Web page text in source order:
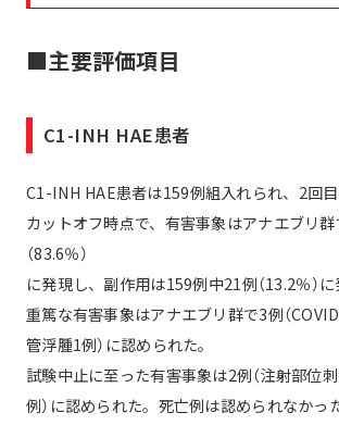
■主要評価項目
C1-INH HAE患者
C1-INH HAE患者は159例組入れられ、2回
カットオフ時点で、有害事象はアナエブリ
（83.6％）
に発現し、副作用は159例中21例（13.2％）に
重篤な有害事象はアナエブリ群で3例（
管浮腫1例）に認められた。
試験中止に至った有害事象は2例（注射部位
例）に認められた。死亡例は認められなかった